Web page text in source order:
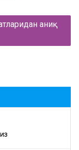
аниқ